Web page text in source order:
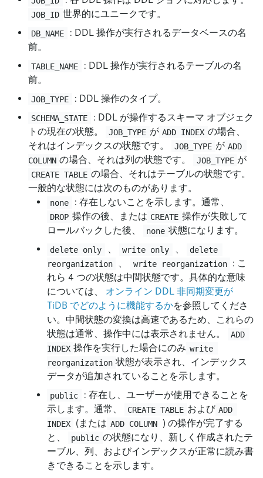
JOB_ID 世界的にユニークです。
DB_NAME
: DDL 操作が実行されるデータベースの名
前。
TABLE_NAME
: DDL 操作が実行されるテーブルの名
前。
JOB_TYPE : DDL 操作のタイプ。
SCHEMA_STATE
: DDL が操作するスキーマ オブジェク
トの現在の状態。
JOB_TYPE が ADD INDEX の場合、
それはインデックスの状態です。
JOB_TYPE が ADD
COLUMN の場合、それは列の状態です。 JOB_TYPE が
CREATE TABLE の場合、それはテーブルの状態です。
一般的な状態には次のものがあります。
none : 存在しないことを示します。通常、
DROP 操作の後、または CREATE 操作が失敗して
ロールバックした後、
none 状態になります。
delete only 、 write only 、
delete
reorganization
、 write reorganization
: こ
れら 4 つの状態は中間状態です。具体的な意味
については、 オンライン DDL 非同期変更が
TiDB でどのように機能するかを参照してくださ
い。中間状態の変換は高速であるため、これらの
状態は通常、操作中には表示されません。
ADD
INDEX 操作を実行した場合にのみ write
reorganization 状態が表示され、インデックス
データが追加されていることを示します。
public
: 存在し、ユーザーが使用できることを
示します。通常、
CREATE TABLE および ADD
INDEX
(または ADD COLUMN ) の操作が完了する
と、
public の状態になり、新しく作成されたテ
ーブル、列、およびインデックスが正常に読み書
きできることを示します。